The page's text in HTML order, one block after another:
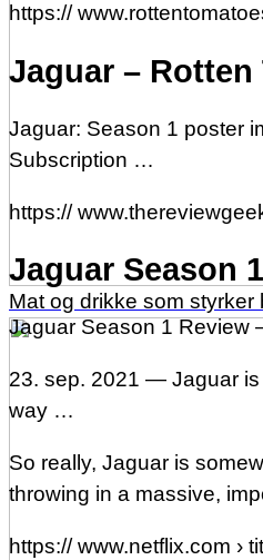
Mat og drikke som styrker
https://
Jaguar – Rotten
Jaguar: Season 1 poster
Subscription …
https://
Jaguar Season
Jaguar Season 1 Review
23. sep. 2021 — Jaguar is
way …
So really, Jaguar is
throwing in a massive,
https:// www.netflix.com ›